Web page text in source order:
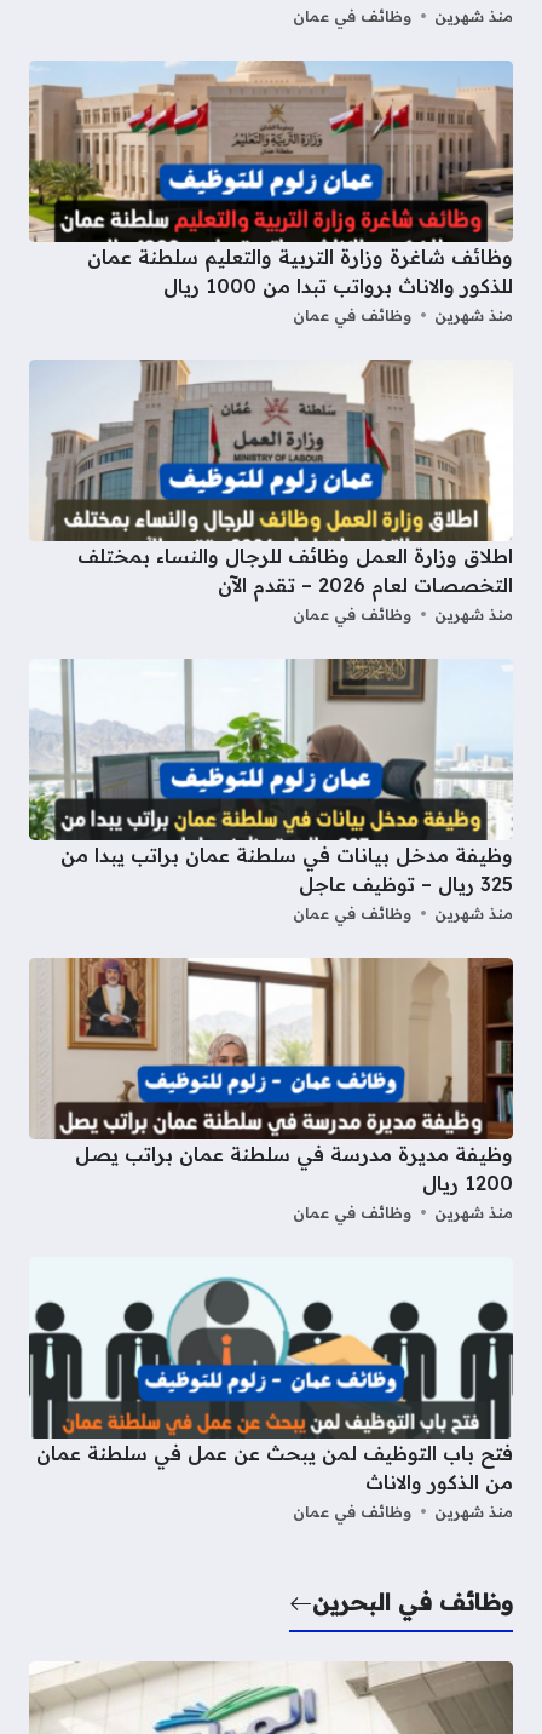
منذ شهرين وظائف في عمان
وظائف شاغرة وزارة التربية والتعليم سلطنة عمان
للذكور والاناث برواتب تبدا من 1000 ريال
منذ شهرين وظائف في عمان
اطلاق وزارة العمل وظائف للرجال والنساء بمختلف
التخصصات لعام 2026 – تقدم الآن
منذ شهرين وظائف في عمان
وظيفة مدخل بيانات في سلطنة عمان براتب يبدا من
325 ريال – توظيف عاجل
منذ شهرين وظائف في عمان
وظيفة مديرة مدرسة في سلطنة عمان براتب يصل
1200 ريال
منذ شهرين وظائف في عمان
فتح باب التوظيف لمن يبحث عن عمل في سلطنة عمان
من الذكور والاناث
منذ شهرين وظائف في عمان
وظائف في البحرين